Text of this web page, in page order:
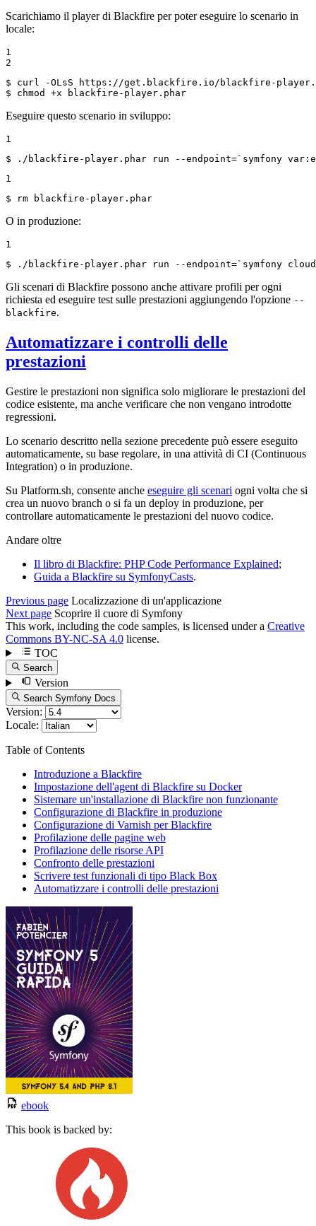
Scarichiamo il player di Blackfire per poter eseguire lo scenario in
locale:
1
2
$
$ chmod +x blackfire-player.phar
Eseguire questo scenario in sviluppo:
1
$
./blackfire-player.phar run --endpoint=`symfony var:
1
$
rm blackfire-player.phar
O in produzione:
1
$
./blackfire-player.phar run --endpoint=`symfony
Gli scenari di Blackfire possono anche attivare profili per ogni
richiesta ed eseguire test sulle prestazioni aggiungendo l'opzione --
blackfire.
Automatizzare i controlli delle
prestazioni
Gestire le prestazioni non significa solo migliorare le prestazioni del
codice esistente, ma anche verificare che non vengano introdotte
regressioni.
Lo scenario descritto nella sezione precedente può essere eseguito
automaticamente, su base regolare, in una attività di CI (Continuous
Integration) o in produzione.
Su Platform.sh, consente anche eseguire gli scenari ogni volta che si
crea un nuovo branch o si fa un deploy in produzione, per
controllare automaticamente le prestazioni del nuovo codice.
Andare oltre
Il libro di Blackfire: PHP Code Performance Explained;
Guida a Blackfire su SymfonyCasts.
Previous page Localizzazione di un'applicazione
Next page Scoprire il cuore di Symfony
This work, including the code samples, is licensed under a Creative
Commons BY-NC-SA 4.0 license.
TOC
Search
Version
Search Symfony Docs
Version:
Locale:
Table of Contents
Introduzione a Blackfire
Impostazione dell'agent di Blackfire su Docker
Sistemare un'installazione di Blackfire non funzionante
Configurazione di Blackfire in produzione
Configurazione di Varnish per Blackfire
Profilazione delle pagine web
Profilazione delle risorse API
Confronto delle prestazioni
Scrivere test funzionali di tipo Black Box
Automatizzare i controlli delle prestazioni
ebook
This book is backed by: